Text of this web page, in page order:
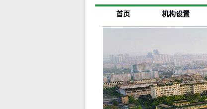
首页 机构设置